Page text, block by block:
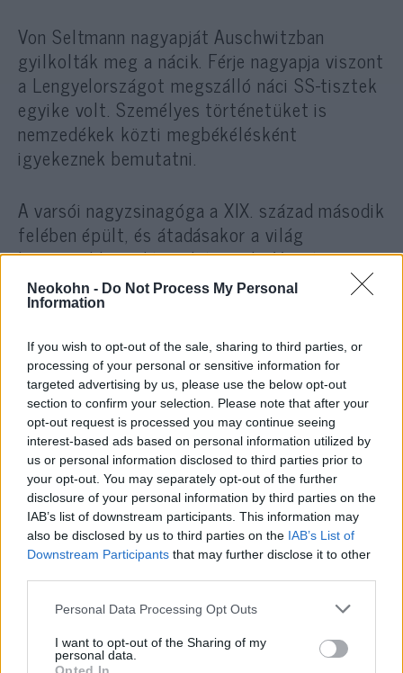
Neokohn - Do Not Process My Personal
Information
If you wish to opt-out of the sale, sharing to third parties, or
processing of your personal or sensitive information for
targeted advertising by us, please use the below opt-out
section to confirm your selection. Please note that after your
opt-out request is processed you may continue seeing
interest-based ads based on personal information utilized by
us or personal information disclosed to third parties prior to
your opt-out. You may separately opt-out of the further
disclosure of your personal information by third parties on the
IAB’s list of downstream participants. This information may
also be disclosed by us to third parties on the IAB’s List of
Downstream Participants that may further disclose it to other
Please note that this website/app uses one or more Google
not limited to your visit or usage behaviour. You may click to
grant or deny consent to Google and its third-party tags to
Personal Data Processing Opt Outs
I want to opt-out of the Sharing of my
personal data.
Von Seltmann nagyapját Auschwitzban
gyilkolták meg a nácik. Férje nagyapja viszont
a Lengyelországot megszálló náci SS-tisztek
egyike volt. Személyes történetüket is
nemzedékek közti megbékélésként
igyekeznek bemutatni.
A varsói nagyzsinagóga a XIX. század második
felében épült, és átadásakor a világ
legnagyobb zsidó imaháza volt. Varsó
lakóinak akkor mintegy harmada zsidó volt. A
Lengyelországot megszálló nácik feldúlták,
felrobbantották.
1943. április 19-én robbant ki a nácik által
megsemmisítésre ítélt zsidóság
legjelentősebb ellenállása a varsói gettóban.
A gettó több száz lakója döntött úgy, hogy
kézifegyverekkel és Molotov-koktélokkal
megtámadja a nácikat, akik megkezdték a
gettó felszámolását és az oda zárt emberek
deportálását a treblinkai haláltáborba.
A túlélők elmondása szerint pontosan tudták,